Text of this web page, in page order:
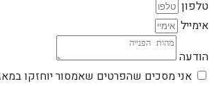
טלפון
אימייל
הודעה
אני מסכים שהפרטים שאמסור יוחזקו